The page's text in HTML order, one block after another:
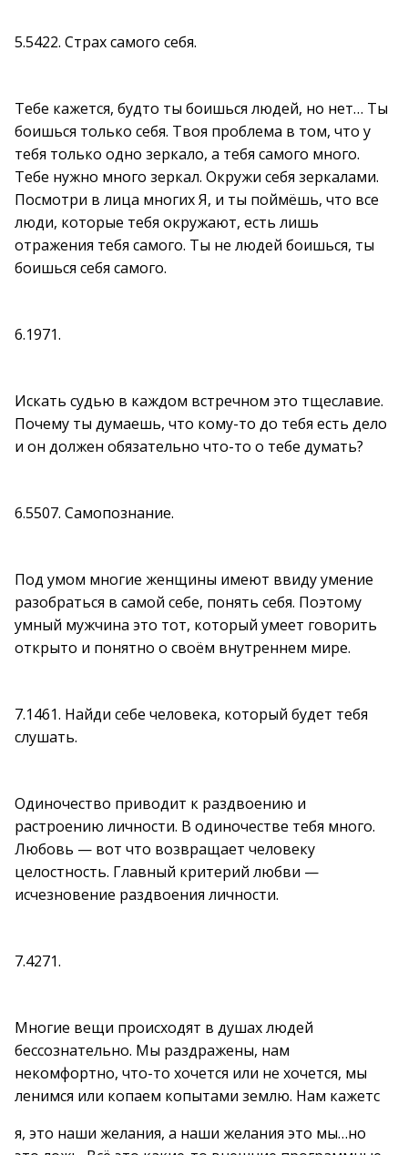
5.5422. Страх самого себя.
Тебе кажется, будто ты боишься людей, но нет… Ты
боишься только себя. Твоя проблема в том, что у
тебя только одно зеркало, а тебя самого много.
Тебе нужно много зеркал. Окружи себя зеркалами.
Посмотри в лица многих Я, и ты поймёшь, что все
люди, которые тебя окружают, есть лишь
отражения тебя самого. Ты не людей боишься, ты
боишься себя самого.
6.1971.
Искать судью в каждом встречном это тщеславие.
Почему ты думаешь, что кому-то до тебя есть дело
и он должен обязательно что-то о тебе думать?
6.5507. Самопознание.
Под умом многие женщины имеют ввиду умение
разобраться в самой себе, понять себя. Поэтому
умный мужчина это тот, который умеет говорить
открыто и понятно о своём внутреннем мире.
7.1461. Найди себе человека, который будет тебя
слушать.
Одиночество приводит к раздвоению и
растроению личности. В одиночестве тебя много.
Любовь — вот что возвращает человеку
целостность. Главный критерий любви —
исчезновение раздвоения личности.
7.4271.
Многие вещи происходят в душах людей
бессознательно. Мы раздражены, нам
некомфортно, что-то хочется или не хочется, мы
ленимся или копаем копытами землю. Нам кажетс
я, это наши желания, а наши желания это мы…но